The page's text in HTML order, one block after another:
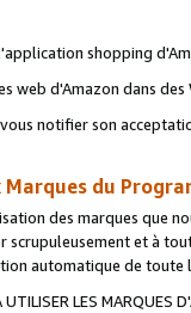
shopping
web d'Amazon dans
notifier son
du
des marques que
scrupuleusement et à
automatique de
LES MARQUES